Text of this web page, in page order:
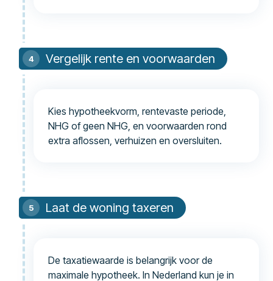
Vergelijk rente en voorwaarden
Kies hypotheekvorm, rentevaste periode,
NHG of geen NHG, en voorwaarden rond
extra aflossen, verhuizen en oversluiten.
Laat de woning taxeren
De taxatiewaarde is belangrijk voor de
maximale hypotheek. In Nederland kun je in